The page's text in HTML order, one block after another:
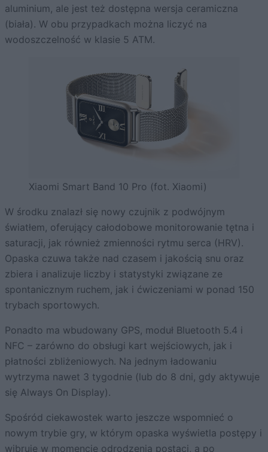
aluminium, ale jest też dostępna wersja ceramiczna
(biała). W obu przypadkach można liczyć na
wodoszczelność w klasie 5 ATM.
Xiaomi Smart Band 10 Pro (fot. Xiaomi)
W środku znalazł się nowy czujnik z podwójnym
światłem, oferujący całodobowe monitorowanie tętna i
saturacji, jak również zmienności rytmu serca (HRV).
Opaska czuwa także nad czasem i jakością snu oraz
zbiera i analizuje liczby i statystyki związane ze
spontanicznym ruchem, jak i ćwiczeniami w ponad 150
trybach sportowych.
Ponadto ma wbudowany GPS, moduł Bluetooth 5.4 i
NFC – zarówno do obsługi kart wejściowych, jak i
płatności zbliżeniowych. Na jednym ładowaniu
wytrzyma nawet 3 tygodnie (lub do 8 dni, gdy aktywuje
się Always On Display).
Spośród ciekawostek warto jeszcze wspomnieć o
nowym trybie gry, w którym opaska wyświetla postępy i
wibruje w momencie odrodzenia postaci, a po